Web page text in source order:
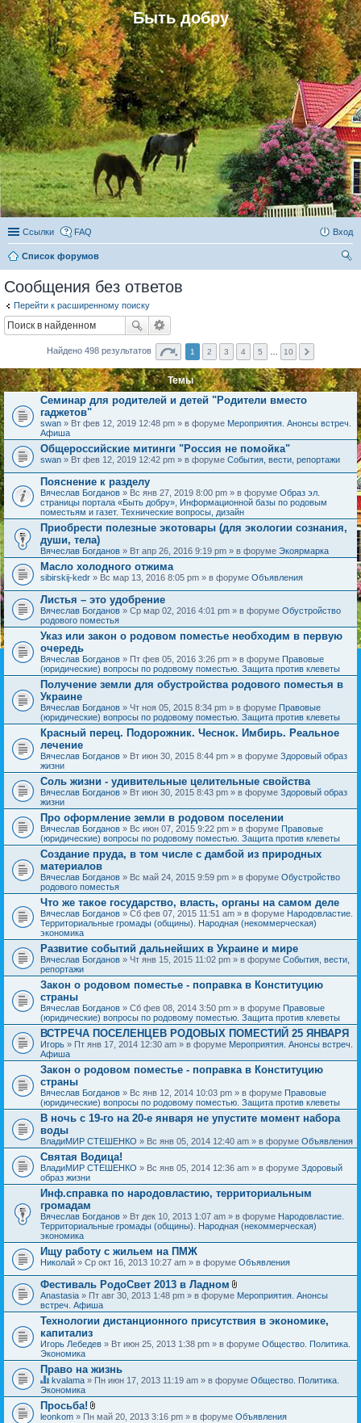
Быть добру
Ссылки FAQ Вход
Список форумов
Сообщения без ответов
Перейти к расширенному поиску
Найдено 498 результатов 1 2 3 4 5 10
Темы
Семинар для родителей и детей "Родители вместо
гаджетов"
swan » Вт фев 12, 2019 12:48 pm » в форуме Мероприятия. Анонсы встреч.
Афиша
Общероссийские митинги "Россия не помойка"
swan » Вт фев 12, 2019 12:42 pm » в форуме События, вести, репортажи
Пояснение к разделу
Вячеслав Богданов » Вс янв 27, 2019 8:00 pm » в форуме Образ эл.
страницы портала «Быть добру», Информационной базы по родовым
поместьям и газет. Технические вопросы, дизайн
Приобрести полезные экотовары (для экологии сознания,
души, тела)
Вячеслав Богданов » Вт апр 26, 2016 9:19 pm » в форуме Экоярмарка
Масло холодного отжима
sibirskij-kedr » Вс мар 13, 2016 8:05 pm » в форуме Объявления
Листья – это удобрение
Вячеслав Богданов » Ср мар 02, 2016 4:01 pm » в форуме Обустройство
родового поместья
Указ или закон о родовом поместье необходим в первую
очередь
Вячеслав Богданов » Пт фев 05, 2016 3:26 pm » в форуме Правовые
(юридические) вопросы по родовому поместью. Защита против клеветы
Получение земли для обустройства родового поместья в
Украине
Вячеслав Богданов » Чт ноя 05, 2015 8:34 pm » в форуме Правовые
(юридические) вопросы по родовому поместью. Защита против клеветы
Красный перец. Подорожник. Чеснок. Имбирь. Реальное
лечение
Вячеслав Богданов » Вт июн 30, 2015 8:44 pm » в форуме Здоровый образ
жизни
Соль жизни - удивительные целительные свойства
Вячеслав Богданов » Вт июн 30, 2015 8:43 pm » в форуме Здоровый образ
жизни
Про оформление земли в родовом поселении
Вячеслав Богданов » Вс июн 07, 2015 9:22 pm » в форуме Правовые
(юридические) вопросы по родовому поместью. Защита против клеветы
Создание пруда, в том числе с дамбой из природных
материалов
Вячеслав Богданов » Вс май 24, 2015 9:59 pm » в форуме Обустройство
родового поместья
Что же такое государство, власть, органы на самом деле
Вячеслав Богданов » Сб фев 07, 2015 11:51 am » в форуме Народовластие.
Территориальные громады (общины). Народная (некоммерческая)
экономика
Развитие событий дальнейших в Украине и мире
Вячеслав Богданов » Чт янв 15, 2015 11:02 pm » в форуме События, вести,
репортажи
Закон о родовом поместье - поправка в Конституцию
страны
Вячеслав Богданов » Сб фев 08, 2014 3:50 pm » в форуме Правовые
(юридические) вопросы по родовому поместью. Защита против клеветы
ВСТРЕЧА ПОСЕЛЕНЦЕВ РОДОВЫХ ПОМЕСТИЙ 25 ЯНВАРЯ
Игорь » Пт янв 17, 2014 12:30 am » в форуме Мероприятия. Анонсы встреч.
Афиша
Закон о родовом поместье - поправка в Конституцию
страны
Вячеслав Богданов » Вс янв 12, 2014 10:03 pm » в форуме Правовые
(юридические) вопросы по родовому поместью. Защита против клеветы
В ночь с 19-го на 20-е января не упустите момент набора
воды
ВладиМИР СТЕШЕНКО » Вс янв 05, 2014 12:40 am » в форуме Объявления
Святая Водица!
ВладиМИР СТЕШЕНКО » Вс янв 05, 2014 12:36 am » в форуме Здоровый
образ жизни
Инф.справка по народовластию, территориальным
громадам
Вячеслав Богданов » Вт дек 10, 2013 1:07 am » в форуме Народовластие.
Территориальные громады (общины). Народная (некоммерческая)
экономика
Ищу работу с жильем на ПМЖ
Николай » Ср окт 16, 2013 10:27 am » в форуме Объявления
Фестиваль РодоСвет 2013 в Ладном
В
о
ж
н
и
я
Anastasia » Пт авг 30, 2013 1:48 pm » в форуме Мероприятия. Анонсы
встреч. Афиша
Технологии дистанционного присутствия в экономике,
капитализ
Игорь Лебедев » Вт июн 25, 2013 1:38 pm » в форуме Общество. Политика.
Экономика
Право на жизнь
Д
а
н
н
kvalama » Пн июн 17, 2013 11:19 am » в форуме Общество. Политика.
Экономика
Просьба!
В
leonkom » Пн май 20, 2013 3:16 pm » в форуме Объявления